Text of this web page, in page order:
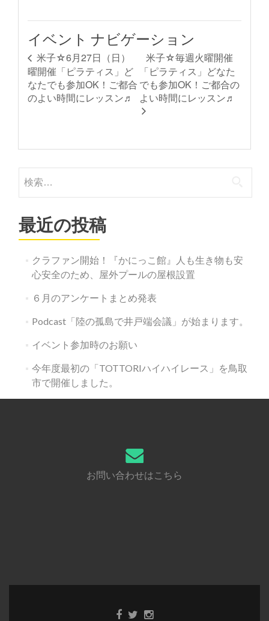
イベント ナビゲーション
米子☆6月27日（日）
曜開催「ピラティス」ど
なたでも参加OK！ご都合
のよい時間にレッスン♬
米子☆毎週火曜開催
「ピラティス」どなた
でも参加OK！ご都合の
よい時間にレッスン♬
索:
最近の投稿
クラファン開始！『かにっこ館』人も生き物も安
心安全のため、屋外プールの屋根設置
６月のアンケートまとめ発表
Podcast「陸の孤島で井戸端会議」が始まります。
イベント参加時のお願い
今年度最初の「TOTTORIハイハイレース」を鳥取
市で開催しました。
お問い合わせはこちら